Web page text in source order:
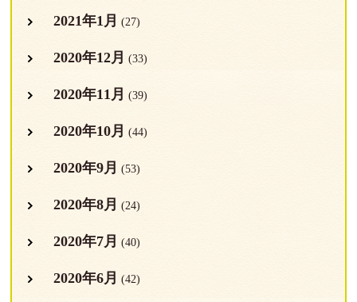
2021年1月 (27)
2020年12月 (33)
2020年11月 (39)
2020年10月 (44)
2020年9月 (53)
2020年8月 (24)
2020年7月 (40)
2020年6月 (42)